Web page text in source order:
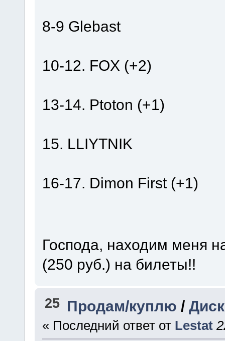
8-9 Glebast
10-12. FOX (+2)
13-14. Ptoton (+1)
15. LLIYTNIK
16-17. Dimon First (+1)
Господа, находим меня
(250 руб.) на билеты!!
25 Продам/куплю /
« Последний ответ от Lestat